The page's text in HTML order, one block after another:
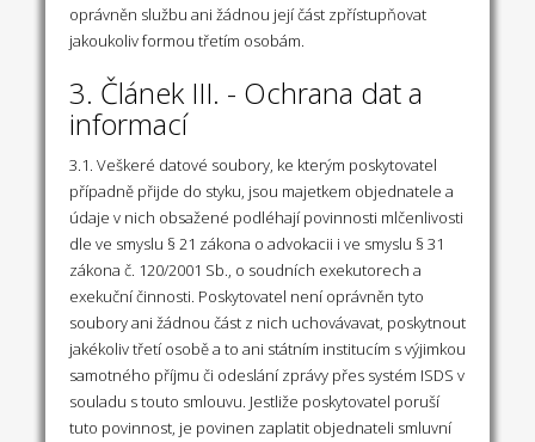
oprávněn službu ani žádnou její část zpřístupňovat
jakoukoliv formou třetím osobám.
3. Článek III. - Ochrana dat a
informací
3.1. Veškeré datové soubory, ke kterým poskytovatel
případně přijde do styku, jsou majetkem objednatele a
údaje v nich obsažené podléhají povinnosti mlčenlivosti
dle ve smyslu § 21 zákona o advokacii i ve smyslu § 31
zákona č. 120/2001 Sb., o soudních exekutorech a
exekuční činnosti. Poskytovatel není oprávněn tyto
soubory ani žádnou část z nich uchovávavat, poskytnout
jakékoliv třetí osobě a to ani státním institucím s výjimkou
samotného příjmu či odeslání zprávy přes systém ISDS v
souladu s touto smlouvu. Jestliže poskytovatel poruší
tuto povinnost, je povinen zaplatit objednateli smluvní